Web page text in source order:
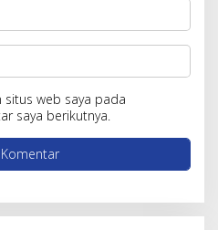
situs web saya pada
saya berikutnya.